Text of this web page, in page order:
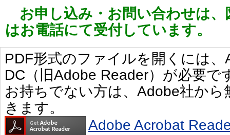
お申し込み・お問い合わせは
はお電話にて受付しています。
PDF形式のファイルを開くには
DC（旧Adobe Reader）が必要で
お持ちでない方は、Adobe社か
きます。
Adobe Acrobat